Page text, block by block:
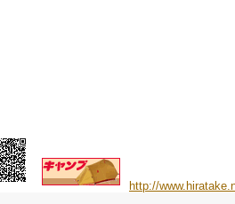
http://